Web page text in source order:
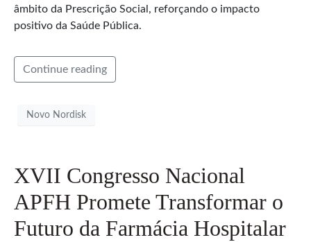
âmbito da Prescrição Social, reforçando o impacto
positivo da Saúde Pública.
Continue reading
Novo Nordisk
XVII Congresso Nacional
APFH Promete Transformar o
Futuro da Farmácia Hospitalar